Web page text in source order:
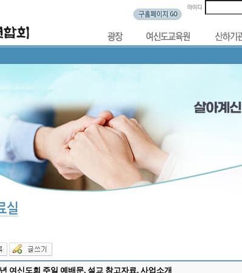
여신도회 주일 예배문, 설교 참고자료, 사업소개